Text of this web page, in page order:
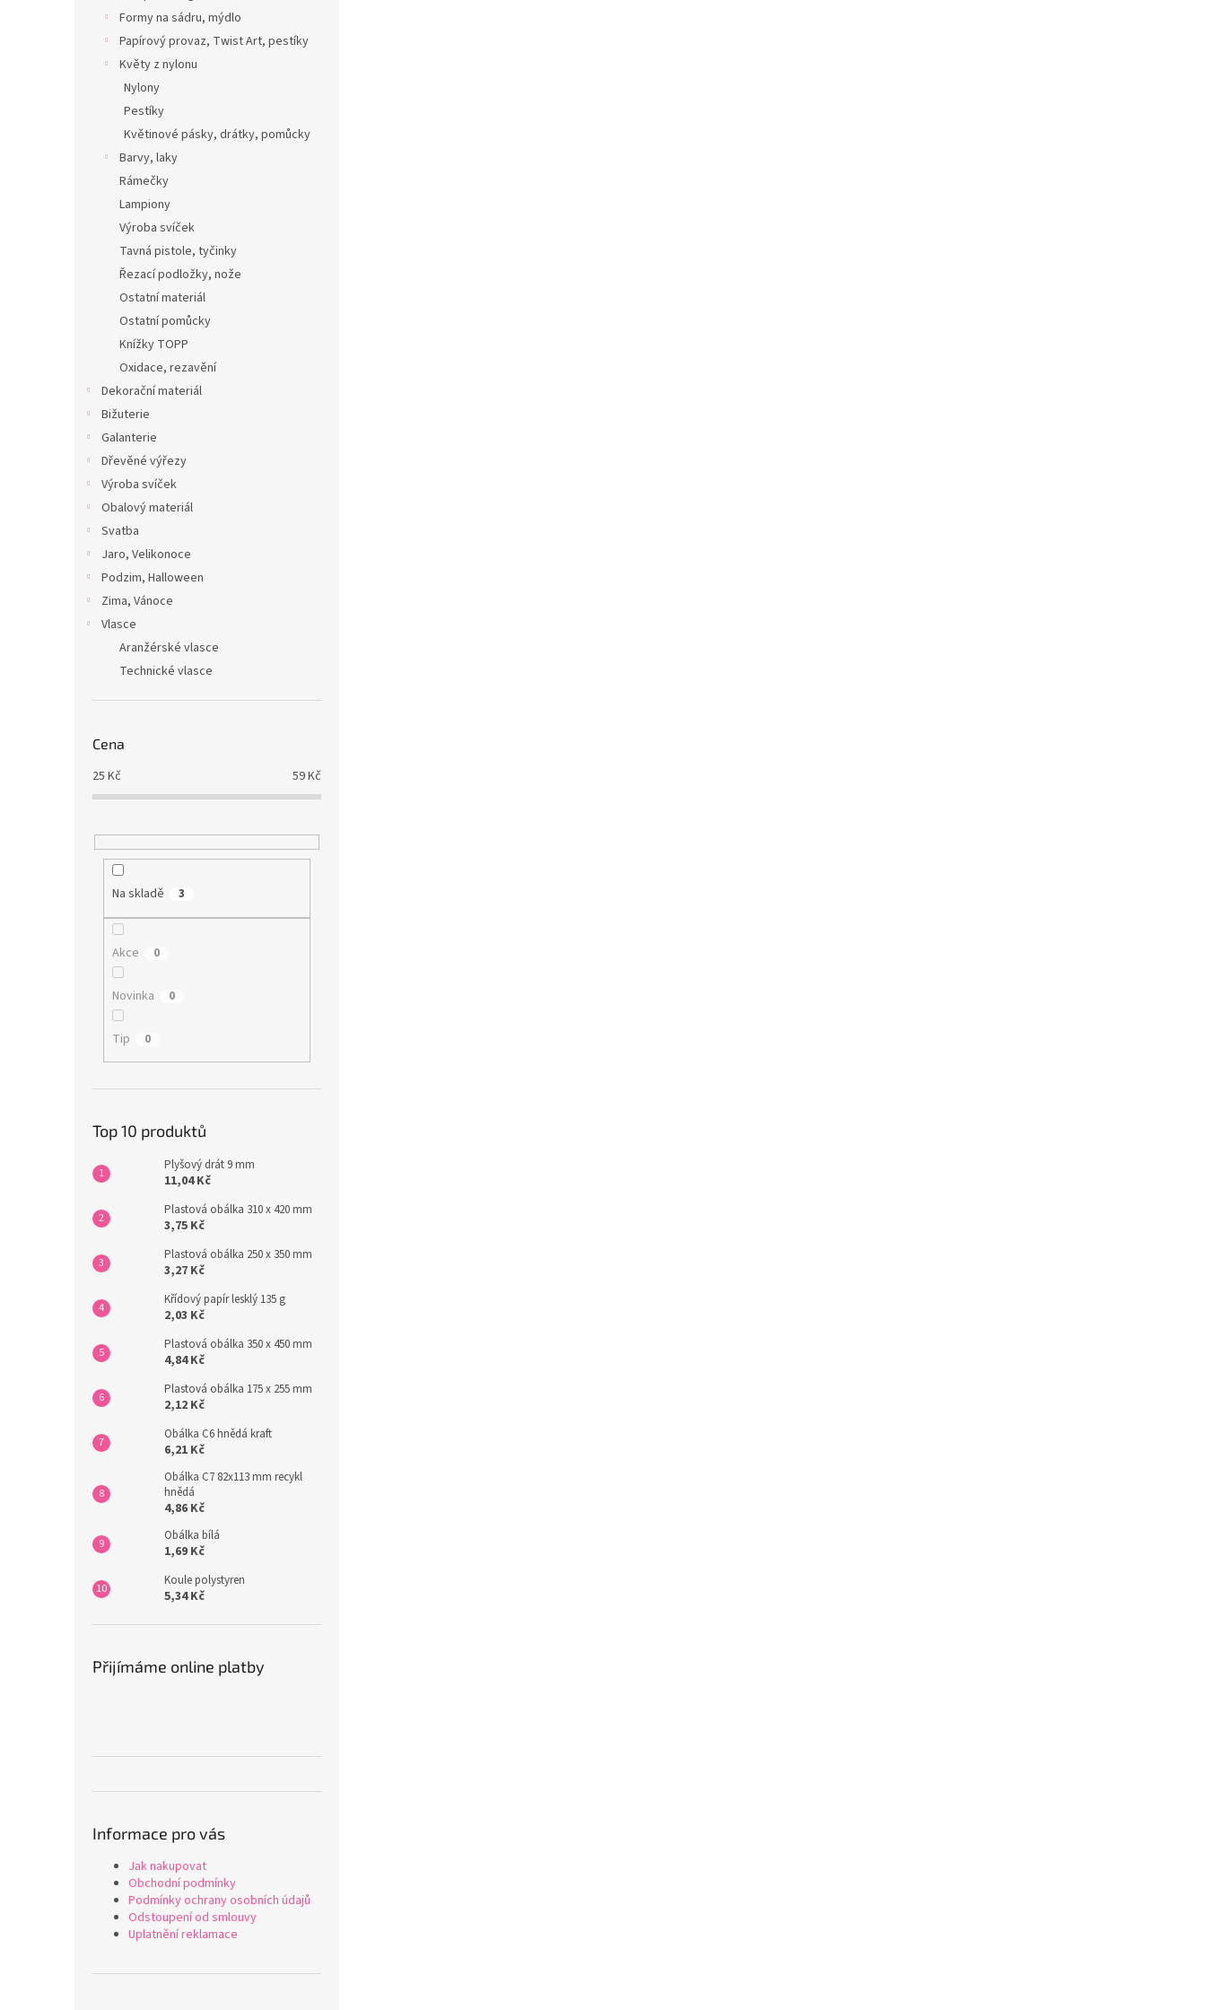
Formy na sádru, mýdlo
Papírový provaz, Twist Art, pestíky
Květy z nylonu
Nylony
Pestíky
Květinové pásky, drátky, pomůcky
Barvy, laky
Rámečky
Lampiony
Výroba svíček
Tavná pistole, tyčinky
Řezací podložky, nože
Ostatní materiál
Ostatní pomůcky
Knížky TOPP
Oxidace, rezavění
Dekorační materiál
Bižuterie
Galanterie
Dřevěné výřezy
Výroba svíček
Obalový materiál
Svatba
Jaro, Velikonoce
Podzim, Halloween
Zima, Vánoce
Vlasce
Aranžérské vlasce
Technické vlasce
Cena
25 Kč 59Kč
Na skladě 3
Akce 0
Novinka 0
Tip 0
Top 10 produktů
Plyšový drát 9 mm
11,04 Kč
Plastová obálka 310 x 420 mm
3,75 Kč
Plastová obálka 250 x 350 mm
3,27 Kč
Křídový papír lesklý 135 g
2,03 Kč
Plastová obálka 350 x 450 mm
4,84 Kč
Plastová obálka 175 x 255 mm
2,12 Kč
Obálka C6 hnědá kraft
6,21 Kč
Obálka C7 82x113 mm recykl
hnědá
4,86 Kč
Obálka bílá
1,69 Kč
Koule polystyren
5,34 Kč
Přijímáme online platby
Informace pro vás
Jak nakupovat
Obchodní podmínky
Podmínky ochrany osobních údajů
Odstoupení od smlouvy
Uplatnění reklamace